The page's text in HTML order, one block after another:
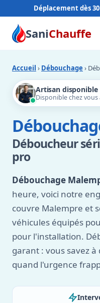
Déplacement dès 30
SaniChauffe
Accueil › Débouchage ›
Artisan disponible
Disponible chez vous
Déboucheur
pro
Débouchage
heure, voici notre
couvre Malempre et
véhicules équipés
pour l'installation.
garant : vous savez
quand l'urgence